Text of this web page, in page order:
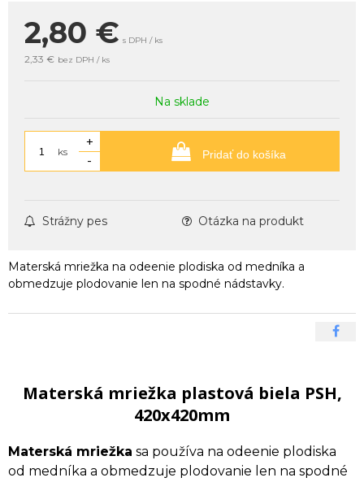
2,80 € s DPH / ks
2,33 € bez DPH / ks
Na sklade
ks
+
-
Pridať do košíka
Strážny pes Otázka na produkt
Materská mriežka na odeenie plodiska od medníka a
obmedzuje plodovanie len na spodné nádstavky.
Materská mriežka plastová biela PSH,
420x420mm
Materská mriežka sa používa na odeenie plodiska
od medníka a obmedzuje plodovanie len na spodné